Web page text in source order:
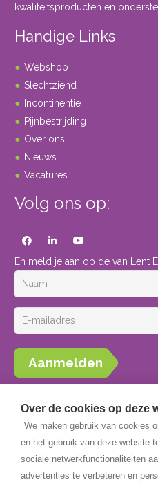
Over de cookies op deze
We maken gebruik van cookies
en het gebruik van deze website
sociale netwerkfunctionaliteiten
advertenties te verbeteren en
kwaliteitsproducten en
Handige Links
Webshop
Slechtziend
Incontinentie
Pijnbestrijding
Over ons
Nieuws
Vacatures
Volg ons op:
En meld je aan op de van Lent
Aanmelden
Copyright © 2026 Van Lent
Website gemaakt